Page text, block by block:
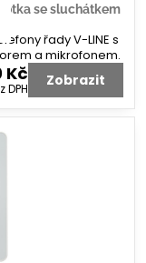
se sluchátkem
řady V-LINE s
a mikrofonem.
Kč
DPH Zobrazit